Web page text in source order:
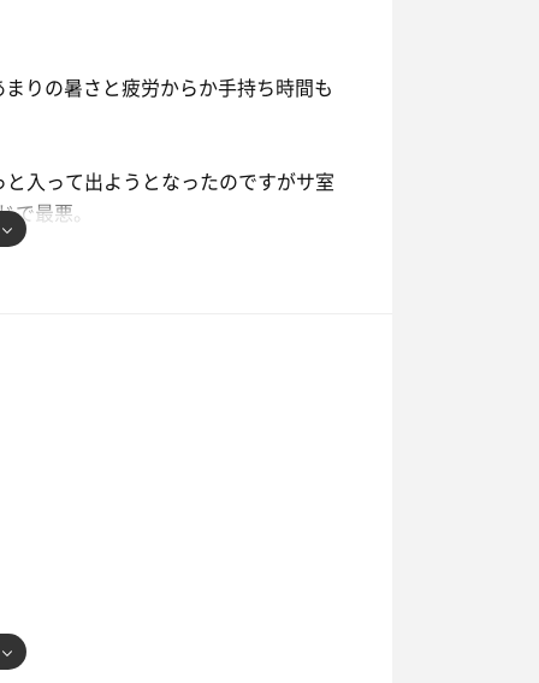
りの暑さと疲労からか手持ち時間も
入って出ようとなったのですがサ室
最悪。
空間での臭いに耐えれず10分居た
ございました！